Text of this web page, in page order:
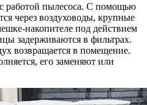
пылесоса. С помощью
через воздуховоды, крупные
накопителе под действием
задерживаются в фильтрах.
возвращается в помещение.
его заменяют или